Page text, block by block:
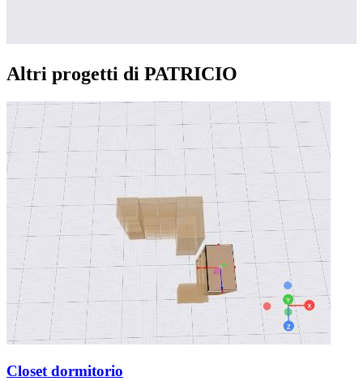
Altri progetti di PATRICIO
Closet dormitorio